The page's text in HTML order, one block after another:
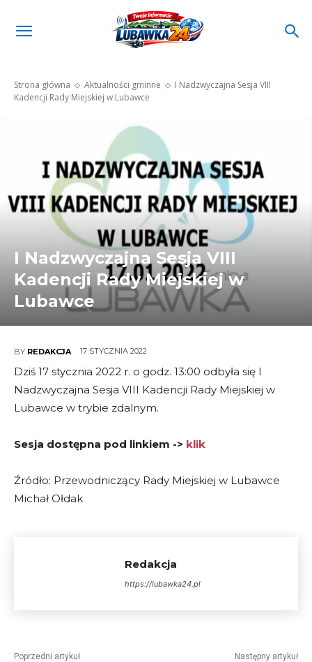
Strona główna Aktualności gminne
I Nadzwyczajna Sesja VIII
Kadencji Rady Miejskiej w Lubawce
I Nadzwyczajna Sesja VIII
Kadencji Rady Miejskiej w
Lubawce
BY REDAKCJA 17 STYCZNIA 2022
Dziś 17 stycznia 2022 r. o godz. 13:00 odbyła się I
Nadzwyczajna Sesja VIII Kadencji Rady Miejskiej w
Lubawce w trybie zdalnym.
Sesja dostępna pod linkiem -> klik
Źródło: Przewodniczący Rady Miejskiej w Lubawce
Michał Ołdak
Redakcja
https://lubawka24.pl
Poprzedni artykuł Następny artykuł